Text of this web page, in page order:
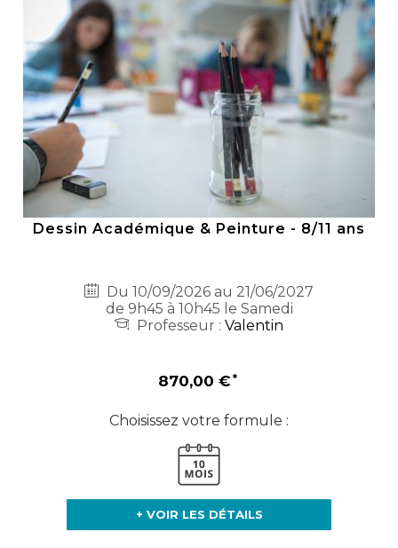
Dessin Académique & Peinture - 8/11 ans
Du 10/09/2026 au 21/06/2027
de 9h45 à 10h45 le Samedi
Professeur : Valentin
870,00 €
Choisissez votre formule :
+ VOIR LES DÉTAILS